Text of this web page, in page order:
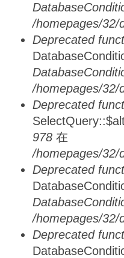
/homepages/32/
Deprecated
/homepages/32/
Deprecated
978 在
/homepages/32/
Deprecated
/homepages/32/
Deprecated